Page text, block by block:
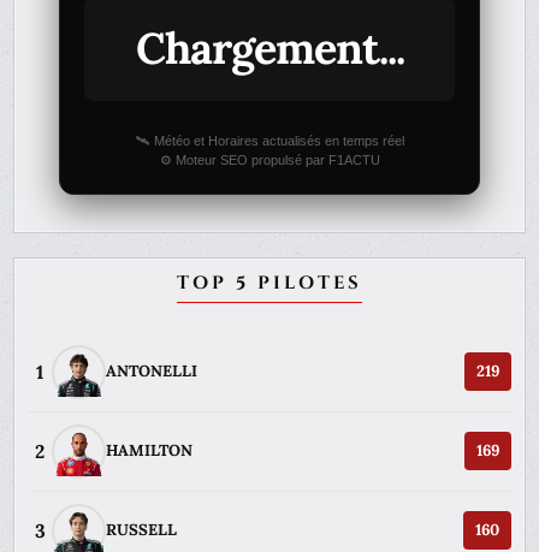
Chargement...
🛰️ Météo et Horaires actualisés en temps réel
⚙️ Moteur SEO propulsé par F1ACTU
TOP 5 PILOTES
1 ANTONELLI 219
2 HAMILTON 169
3 RUSSELL 160